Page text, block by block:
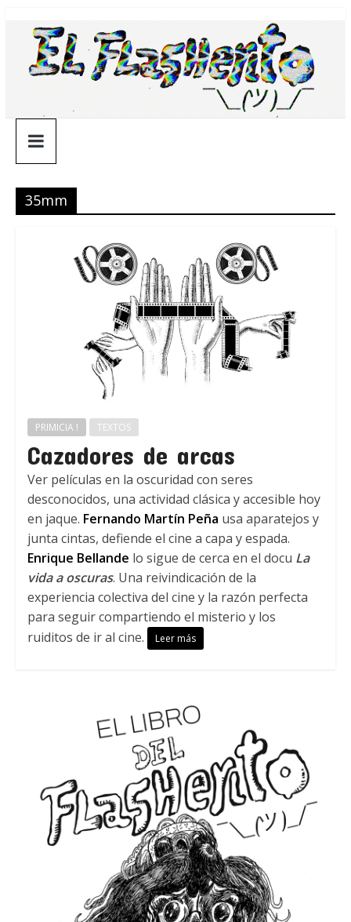
contenido
¯\_(ツ)_/
¯
35mm
PRIMICIA ! TEXTOS
Cazadores de arcas
Ver películas en la oscuridad con seres
desconocidos, una actividad clásica y accesible hoy
en jaque. Fernando Martín Peña usa aparatejos y
junta cintas, defiende el cine a capa y espada.
Enrique Bellande lo sigue de cerca en el docu La
vida a oscuras. Una reivindicación de la
experiencia colectiva del cine y la razón perfecta
para seguir compartiendo el misterio y los
ruiditos de ir al cine.
Leer más